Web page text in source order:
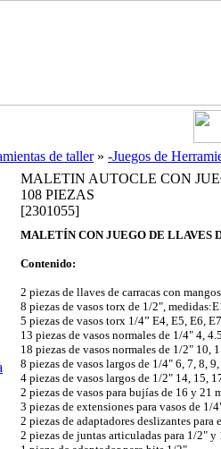
de taller» -Juegos de
MALETIN AUTOCLE CON
108 PIEZAS
[2301055]
MALETÍN CON JUEGO DE LLAVES
Contenido:
2 piezas de llaves de carracas con
8 piezas de vasos torx de 1/2",
5 piezas de vasos torx 1/4” E4, E5, E6,
13 piezas de vasos normales de 1/4" 4,
18 piezas de vasos normales de 1/2" 10,
8 piezas de vasos largos de 1/4" 6, 7, 8,
4 piezas de vasos largos de 1/2" 14, 15,
2 piezas de vasos para bujías de 16 y 21
3 piezas de extensiones para vasos de 1/
2 piezas de adaptadores deslizantes
2 piezas de juntas articuladas para 1/2" y